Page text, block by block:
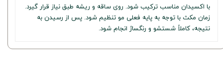
با اکسیدان مناسب ترکیب شود. روی ساقه و ریشه طبق نیاز قرار گیرد.
زمان مکث با توجه به پایه فعلی مو تنظیم شود. پس از رسیدن به
نتیجه، کاملاً شستشو و رنگساژ انجام شود.